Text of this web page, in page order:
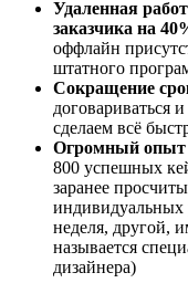
Удаленная
заказчика на
оффлайн
штатного
Сокращение
договариваться
сделаем всё
Огромный опыт
800 успешных
заранее
индивидуальных
неделя, другой,
называется
дизайнера)